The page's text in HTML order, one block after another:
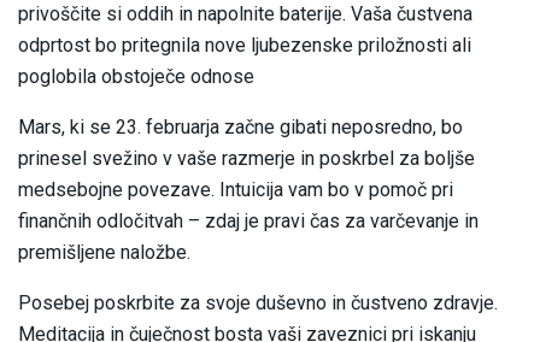
privoščite si oddih in napolnite baterije. Vaša čustvena
odprtost bo pritegnila nove ljubezenske priložnosti ali
poglobila obstoječe odnose
Mars, ki se 23. februarja začne gibati neposredno, bo
prinesel svežino v vaše razmerje in poskrbel za boljše
medsebojne povezave. Intuicija vam bo v pomoč pri
finančnih odločitvah – zdaj je pravi čas za varčevanje in
premišljene naložbe.
Posebej poskrbite za svoje duševno in čustveno zdravje.
Meditacija in čuječnost bosta vaši zaveznici pri iskanju